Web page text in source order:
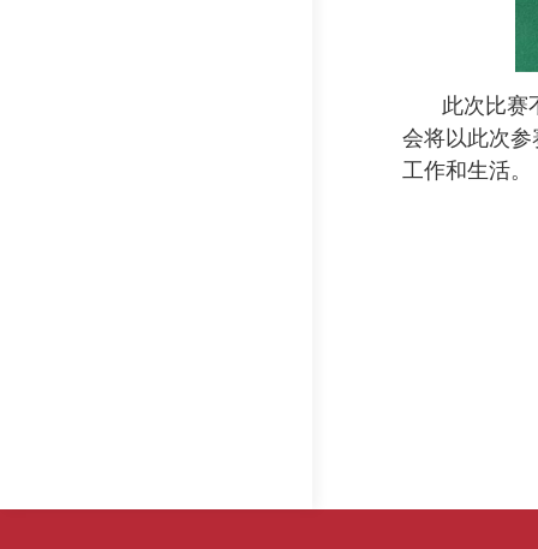
此次比赛
会将以此次
工作和生活。